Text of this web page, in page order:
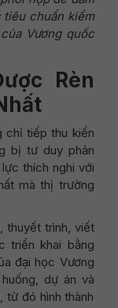
tiêu chuẩn kiểm
Vương quốc
Rèn
chỉ tiếp thu kiến
bị tư duy phản
thích nghi với
mà thị trường
thuyết trình, viết
triển khai bằng
đại học Vương
dự án và
từ đó hình thành